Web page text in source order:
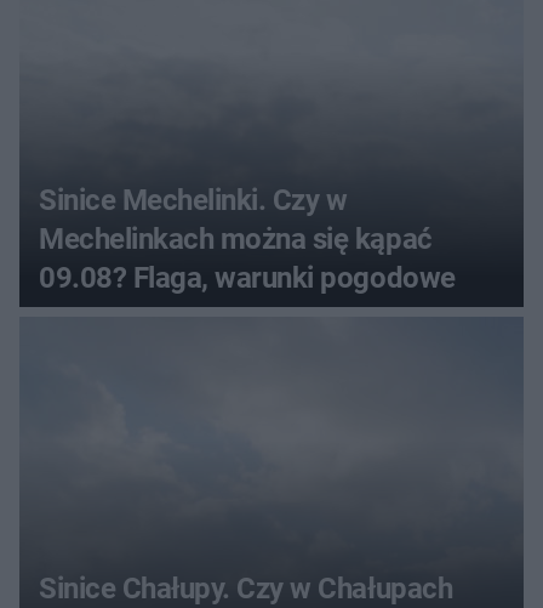
Sinice Mechelinki. Czy w
Mechelinkach można się kąpać
09.08? Flaga, warunki pogodowe
Sinice Chałupy. Czy w Chałupach